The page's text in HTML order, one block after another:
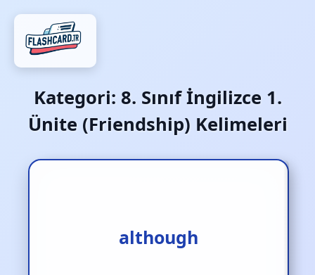
Kategori: 8. Sınıf İngilizce 1.
Ünite (Friendship) Kelimeleri
although
rağmen